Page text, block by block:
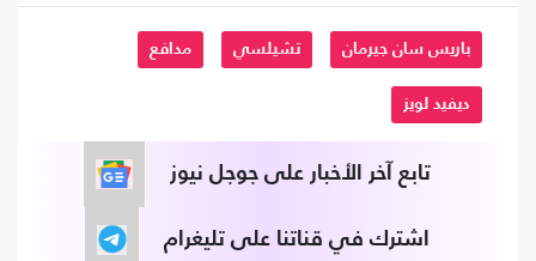
باريس سان جيرمان تشيلسي مدافع
ديفيد لويز
تابع آخر الأخبار على جوجل نيوز
اشترك في قناتنا على تليغرام